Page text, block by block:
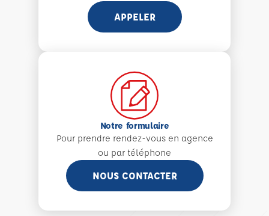
APPELER
Notre formulaire
Pour prendre rendez-vous en agence
ou par téléphone
NOUS CONTACTER